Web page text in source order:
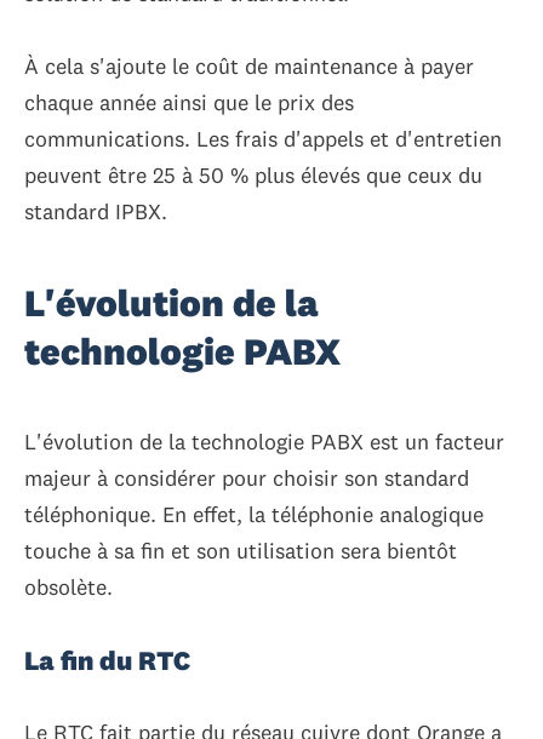
À cela s'ajoute le coût de maintenance à payer
chaque année ainsi que le prix des
communications. Les frais d'appels et d'entretien
peuvent être 25 à 50 % plus élevés que ceux du
standard IPBX.
L'évolution de la
technologie PABX
L'évolution de la technologie PABX est un facteur
majeur à considérer pour choisir son standard
téléphonique. En effet, la téléphonie analogique
touche à sa fin et son utilisation sera bientôt
obsolète.
La fin du RTC
Le RTC fait partie du réseau cuivre dont Orange a